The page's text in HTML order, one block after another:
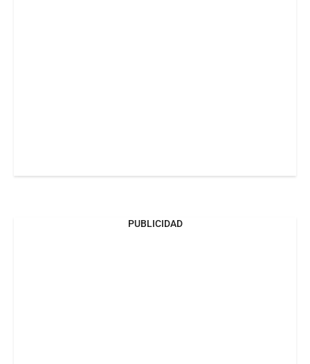
PUBLICIDAD